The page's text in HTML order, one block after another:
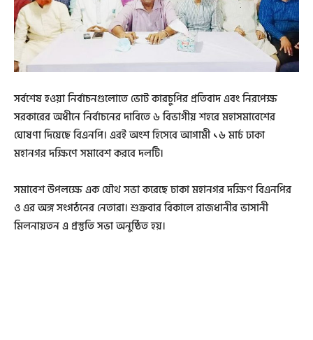
সর্বশেষ হওয়া নির্বাচনগুলোতে ভোট কারচুপির প্রতিবাদ এবং নিরপেক্ষ
সরকারের অধীনে নির্বাচনের দাবিতে ৬ বিভাগীয় শহরে মহাসমাবেশের
ঘোষণা দিয়েছে বিএনপি। এরই অংশ হিসেবে আগামী ১৬ মার্চ ঢাকা
মহানগর দক্ষিণে সমাবেশ করবে দলটি।
সমাবেশ উপলক্ষে এক যৌথ সভা করেছে ঢাকা মহানগর দক্ষিণ বিএনপির
ও এর অঙ্গ সংগঠনের নেতারা। শুক্রবার বিকালে রাজধানীর ভাসানী
মিলনায়তন এ প্রস্তুতি সভা অনুষ্ঠিত হয়।